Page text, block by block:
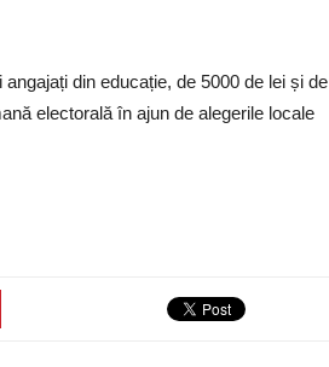
din educație, de 5000 de lei și de
electorală în ajun de alegerile locale